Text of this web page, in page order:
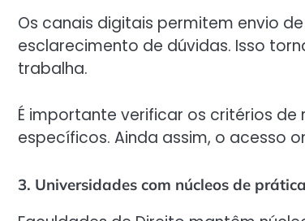
Os canais digitais permitem envio
esclarecimento de dúvidas. Isso
trabalha.
É importante verificar os critérios
específicos. Ainda assim, o acesso
3. Universidades com núcleos de